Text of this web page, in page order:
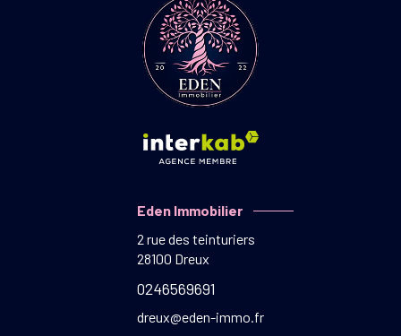
Eden Immobilier
2 rue des teinturiers
28100 Dreux
0246569691
dreux@eden-immo.fr